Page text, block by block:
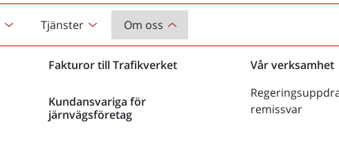
Tjänster Om oss
Fakturor till Trafikverket
Kundansvariga för
järnvägsföretag
Vår verksamhet
remissvar